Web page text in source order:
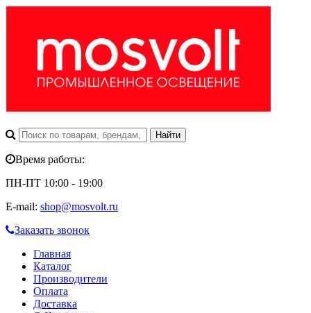
Время работы:
ПН-ПТ 10:00 - 19:00
E-mail: shop@mosvolt.ru
Заказать звонок
Главная
Каталог
Производители
Оплата
Доставка